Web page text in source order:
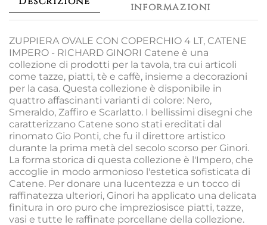
informazioni
ZUPPIERA OVALE CON COPERCHIO 4 LT, CATENE
IMPERO - RICHARD GINORI Catene è una
collezione di prodotti per la tavola, tra cui articoli
come tazze, piatti, tè e caffè, insieme a decorazioni
per la casa. Questa collezione è disponibile in
quattro affascinanti varianti di colore: Nero,
Smeraldo, Zaffiro e Scarlatto. I bellissimi disegni che
caratterizzano Catene sono stati ereditati dal
rinomato Gio Ponti, che fu il direttore artistico
durante la prima metà del secolo scorso per Ginori.
La forma storica di questa collezione è l'Impero, che
accoglie in modo armonioso l'estetica sofisticata di
Catene. Per donare una lucentezza e un tocco di
raffinatezza ulteriori, Ginori ha applicato una delicata
finitura in oro puro che impreziosisce piatti, tazze,
vasi e tutte le raffinate porcellane della collezione.